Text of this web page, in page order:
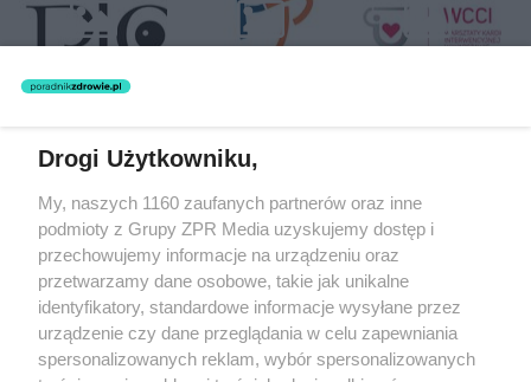
rozpowszechniany lub dalej rozpowszechniany w jakikolwiek sposób
(w tym także elektroniczny lub mechaniczny) na jakimkolwiek polu
eksploatacji w jakiejkolwiek formie, włącznie z umieszczaniem w
Internecie bez pisemnej zgody właściciela praw. Jakiekolwiek użycie
lub wykorzystanie utworów w całości lub w części z naruszeniem
prawa, tzn. bez właściwej zgody, jest zabronione pod groźbą kary i
może być ścigane prawnie.
Drogi Użytkowniku,
My, naszych 1160 zaufanych partnerów oraz inne
podmioty z Grupy ZPR Media uzyskujemy dostęp i
przechowujemy informacje na urządzeniu oraz
przetwarzamy dane osobowe, takie jak unikalne
identyfikatory, standardowe informacje wysyłane przez
urządzenie czy dane przeglądania w celu zapewniania
spersonalizowanych reklam, wybór spersonalizowanych